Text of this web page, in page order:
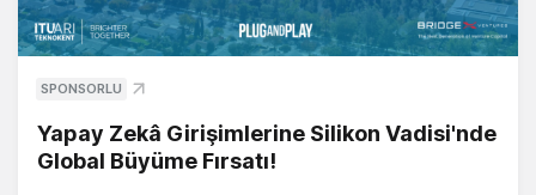
SPONSORLU
Yapay Zekâ Girişimlerine Silikon Vadisi'nde
Global Büyüme Fırsatı!